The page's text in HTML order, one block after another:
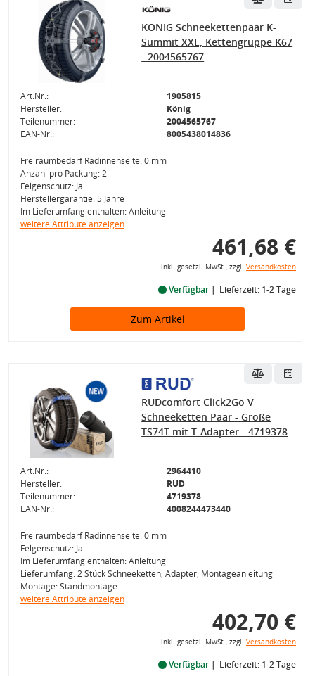
KÖNIG Schneekettenpaar K-
Summit XXL, Kettengruppe K67
- 2004565767
Art.Nr.:
1905815
Hersteller:
König
Teilenummer:
2004565767
EAN-Nr.:
8005438014836
Freiraumbedarf Radinnenseite: 0 mm
Anzahl pro Packung: 2
Felgenschutz: Ja
Herstellergarantie: 5 Jahre
Im Lieferumfang enthalten: Anleitung
weitere Attribute anzeigen
461,68 €
inkl. gesetzl. MwSt., zzgl. Versandkosten
Verfügbar Lieferzeit: 1-2 Tage
Zum Artikel
RUDcomfort Click2Go V
Schneeketten Paar - Größe
TS74T mit T-Adapter - 4719378
Art.Nr.:
2964410
Hersteller:
RUD
Teilenummer:
4719378
EAN-Nr.:
4008244473440
Freiraumbedarf Radinnenseite: 0 mm
Felgenschutz: Ja
Im Lieferumfang enthalten: Anleitung
Lieferumfang: 2 Stück Schneeketten, Adapter, Montageanleitung
Montage: Standmontage
weitere Attribute anzeigen
402,70 €
inkl. gesetzl. MwSt., zzgl. Versandkosten
Verfügbar Lieferzeit: 1-2 Tage